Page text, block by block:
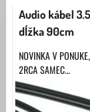
Audio kábel
dĺžka 90cm
NOVINKA V
2RCA SAMEC...